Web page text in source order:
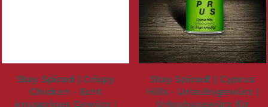
Stay Spiced | Crispy
Chicken - Echt
knuspriges Gewürz |
Stay Spiced! | Cyprus
Hills - Urlaubsgewürz |
Urlaubsgewürz für